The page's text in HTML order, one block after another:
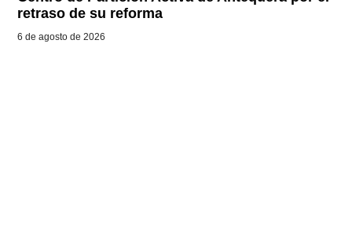
retraso de su reforma
6 de agosto de 2026